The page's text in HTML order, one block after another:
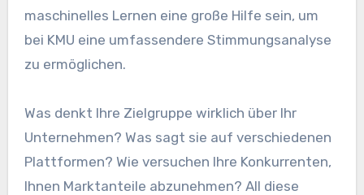
maschinelles Lernen eine große Hilfe sein, um
bei KMU eine umfassendere Stimmungsanalyse
zu ermöglichen.
Was denkt Ihre Zielgruppe wirklich über Ihr
Unternehmen? Was sagt sie auf verschiedenen
Plattformen? Wie versuchen Ihre Konkurrenten,
Ihnen Marktanteile abzunehmen? All diese